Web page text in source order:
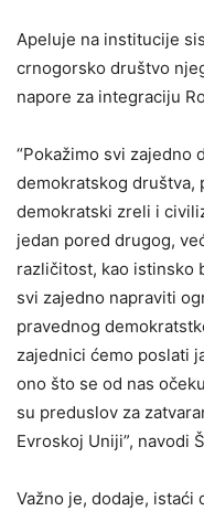
Apeluje na institucije
crnogorsko društvo
napore za integraciju
“Pokažimo svi zajedno
demokratskog društva,
demokratski zreli i
jedan pored drugog,
različitost, kao istinsko
svi zajedno napraviti
pravednog
zajednici ćemo poslati
ono što se od nas
su preduslov za
Evroskoj Uniji”, navodi
Važno je, dodaje, istaći